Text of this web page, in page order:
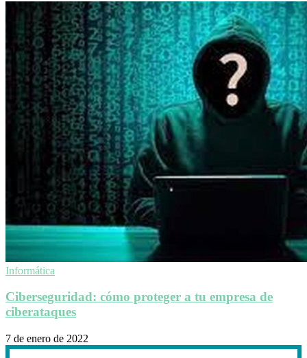
Informática
Ciberseguridad: cómo proteger a tu empresa de
ciberataques
7 de enero de 2022